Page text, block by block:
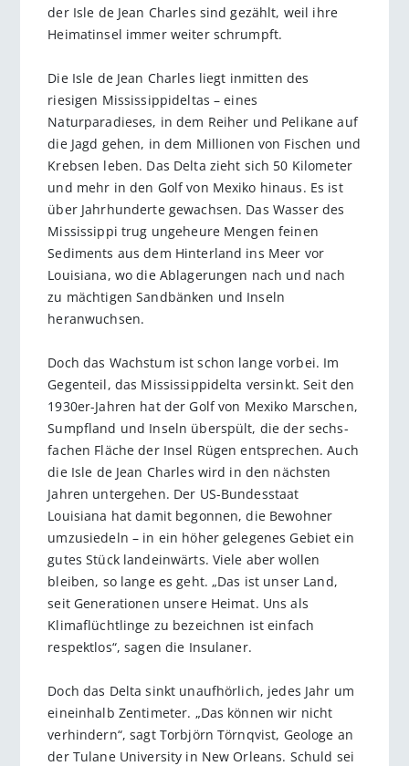
der Isle de Jean Charles sind gezählt, weil ihre
Heimatinsel immer weiter schrumpft.
Die Isle de Jean Charles liegt inmitten des
riesigen Mississippideltas – eines
Naturparadieses, in dem Reiher und Pelikane auf
die Jagd gehen, in dem Millionen von Fischen und
Krebsen leben. Das Delta zieht sich 50 Kilometer
und mehr in den Golf von Mexiko hinaus. Es ist
über Jahrhunderte gewachsen. Das Wasser des
Mississippi trug ungeheure Mengen feinen
Sediments aus dem Hinterland ins Meer vor
Louisiana, wo die Ablagerungen nach und nach
zu mächtigen Sandbänken und Inseln
heranwuchsen.
Doch das Wachstum ist schon lange vorbei. Im
Gegenteil, das Mississippi­delta versinkt. Seit den
1930er-Jahren hat der Golf von Mexiko Marschen,
Sumpfland und Inseln überspült, die der sechs­
fachen Fläche der Insel Rügen entsprechen. Auch
die Isle de Jean Charles wird in den nächs­ten
Jahren untergehen. Der US-Bundesstaat
Louisiana hat damit begonnen, die Bewohner
umzusiedeln – in ein höher gelegenes Gebiet ein
gutes Stück landeinwärts. Viele aber wollen
bleiben, so lange es geht. „Das ist unser Land,
seit Genera­tionen unsere Heimat. Uns als
Klimaflüchtlinge zu bezeichnen ist einfach
respektlos“, sagen die Insulaner.
Doch das Delta sinkt unaufhörlich, jedes Jahr um
eineinhalb Zentimeter. „Das können wir nicht
verhindern“, sagt Tor­björn Törnqvist, Geologe an
der Tulane University in New Orleans. Schuld sei